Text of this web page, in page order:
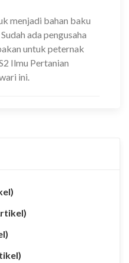
menjadi bahan baku
ada pengusaha
untuk peternak
Ilmu Pertanian
ini.